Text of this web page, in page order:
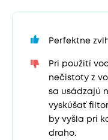
Perfektne
Pri použití
nečistoty z
sa usádzajú
vyskúšať
by vyšla pri
draho.